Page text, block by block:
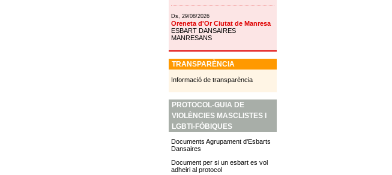
Ds, 29/08/2026
Oreneta d'Or Ciutat de Manresa
ESBART DANSAIRES
MANRESANS
TRANSPARÈNCIA
Informació de transparència
PROTOCOL-GUIA DE
VIOLÈNCIES MASCLISTES I
LGBTI-FÒBIQUES
Documents Agrupament d'Esbarts
Dansaires
Document per si un esbart es vol
adheiri al protocol